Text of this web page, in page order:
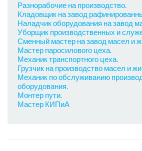
Разнорабочие на производство.
Кладовщик на завод
Наладчик оборудования на завод
Уборщик производственных и
Сменный мастер на завод масел и
Мастер паросилового цеха.
Механик транспортного цеха.
Грузчик на производство масел и
Механик по обслуживанию
оборудования.
Монтер пути.
Мастер КИПиА